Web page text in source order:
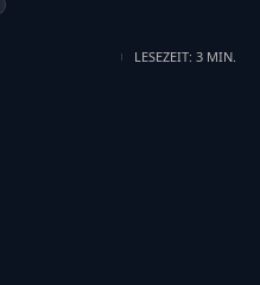
LESEZEIT: 3 MIN.